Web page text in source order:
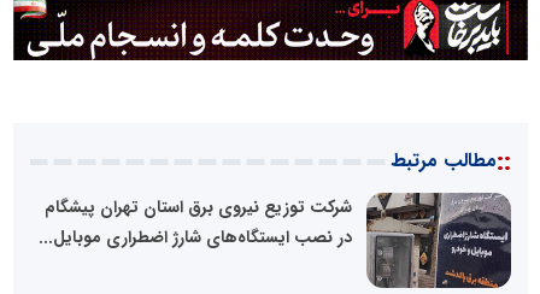
::مطالب مرتبط
شرکت توزیع نیروی برق استان تهران پیشگام
در نصب ایستگاه‌های شارژ اضطراری موبایل...